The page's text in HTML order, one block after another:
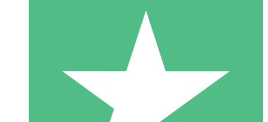
Packs de Crédits Individuels
Payez à l'utilisation avec des crédits de téléchargement. Sans
1 Téléchargement